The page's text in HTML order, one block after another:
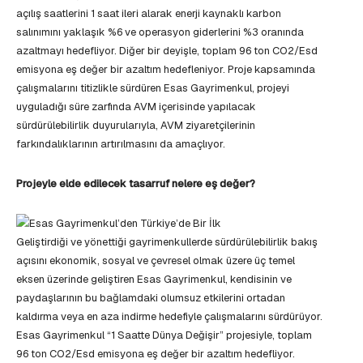
açılış saatlerini 1 saat ileri alarak enerji kaynaklı karbon
salınımını yaklaşık %6 ve operasyon giderlerini %3 oranında
azaltmayı hedefliyor. Diğer bir deyişle, toplam 96 ton CO2/Esd
emisyona eş değer bir azaltım hedefleniyor. Proje kapsamında
çalışmalarını titizlikle sürdüren Esas Gayrimenkul, projeyi
uyguladığı süre zarfında AVM içerisinde yapılacak
sürdürülebilirlik duyurularıyla, AVM ziyaretçilerinin
farkındalıklarının artırılmasını da amaçlıyor.
Projeyle elde edilecek tasarruf nelere eş değer?
Geliştirdiği ve yönettiği gayrimenkullerde sürdürülebilirlik bakış
açısını ekonomik, sosyal ve çevresel olmak üzere üç temel
eksen üzerinde geliştiren Esas Gayrimenkul, kendisinin ve
paydaşlarının bu bağlamdaki olumsuz etkilerini ortadan
kaldırma veya en aza indirme hedefiyle çalışmalarını sürdürüyor.
Esas Gayrimenkul “1 Saatte Dünya Değişir” projesiyle, toplam
96 ton CO2/Esd emisyona eş değer bir azaltım hedefliyor.